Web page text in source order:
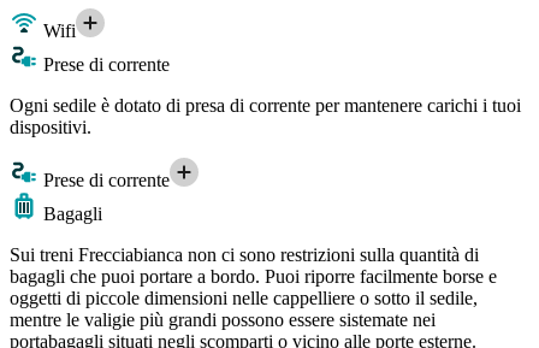
Wifi
Prese di corrente
Ogni sedile è dotato di presa di corrente per mantenere carichi i tuoi
dispositivi.
Prese di corrente
Bagagli
Sui treni Frecciabianca non ci sono restrizioni sulla quantità di
bagagli che puoi portare a bordo. Puoi riporre facilmente borse e
oggetti di piccole dimensioni nelle cappelliere o sotto il sedile,
mentre le valigie più grandi possono essere sistemate nei
portabagagli situati negli scomparti o vicino alle porte esterne.